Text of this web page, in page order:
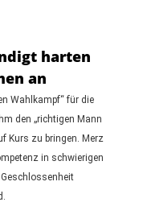
harten
an
Wahlkampf“ für die
den „richtigen Mann
Kurs zu bringen. Merz
in schwierigen